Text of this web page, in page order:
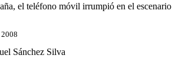
el teléfono móvil irrumpió en el escenario